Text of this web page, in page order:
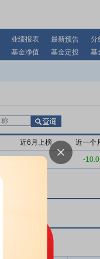
业绩报表 最新预告 分
基金净值 基金定投 基
近6月上榜 近一个
-